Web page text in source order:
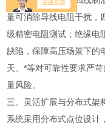
量可消除导线电阻干扰，
级精密电阻测试；绝缘电
缺陷，保障高压场景下的
天、*等对可靠性要求严
量风险。
三、灵活扩展与分布式架
系统采用分布式点位设计